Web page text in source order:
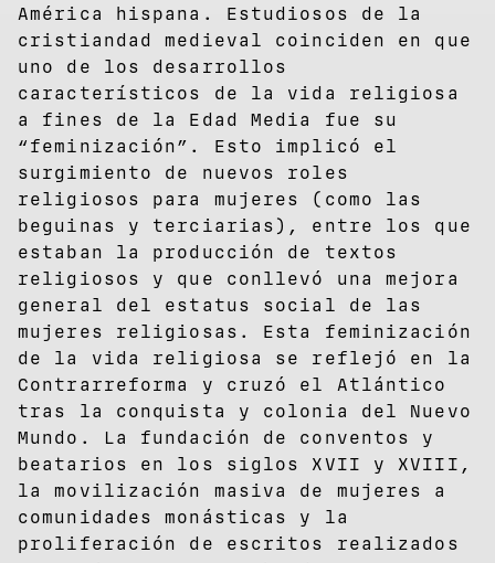
América hispana. Estudiosos de la
cristiandad medieval coinciden en que
uno de los desarrollos
característicos de la vida religiosa
a fines de la Edad Media fue su
“feminización”. Esto implicó el
surgimiento de nuevos roles
religiosos para mujeres (como las
beguinas y terciarias), entre los que
estaban la producción de textos
religiosos y que conllevó una mejora
general del estatus social de las
mujeres religiosas. Esta feminización
de la vida religiosa se reflejó en la
Contrarreforma y cruzó el Atlántico
tras la conquista y colonia del Nuevo
Mundo. La fundación de conventos y
beatarios en los siglos XVII y XVIII,
la movilización masiva de mujeres a
comunidades monásticas y la
proliferación de escritos realizados